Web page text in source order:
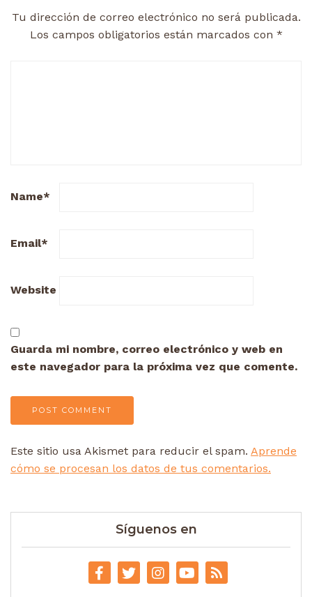
Tu dirección de correo electrónico no será publicada.
Los campos obligatorios están marcados con *
Name*
Email*
Website
Guarda mi nombre, correo electrónico y web en
este navegador para la próxima vez que comente.
Este sitio usa Akismet para reducir el spam. Aprende
cómo se procesan los datos de tus comentarios.
Síguenos en